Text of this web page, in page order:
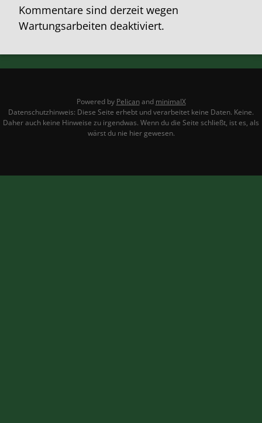
Kommentare sind derzeit wegen
Wartungsarbeiten deaktiviert.
Powered by Pelicanand minimalX
Datenschutzhinweis: Diese Seite erhebt und verarbeitet keine Daten. Keine.
Daher auch keine Hinweise zu irgendwas. Wenn du die Seite schließt, ist es, als
wärst du nie hier gewesen.